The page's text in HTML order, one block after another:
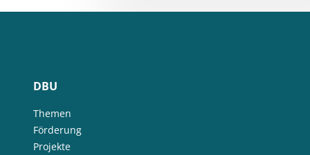
DBU
Themen
Förderung
Projekte